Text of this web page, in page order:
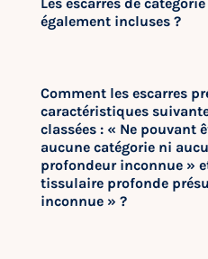
également incluses ?
Comment les escarres
caractéristiques
classées : « Ne pouvant
aucune catégorie ni
profondeur inconnue »
tissulaire profonde
inconnue » ?